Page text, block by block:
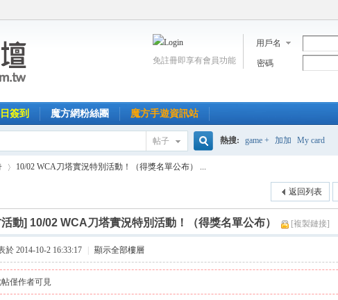
用戶名
密碼
免註冊即享有會員功能
簽到 魔方網粉絲團 魔方手遊資訊站
帖子
索
熱搜: game + 加加 My card
›
10/02 WCA刀塔實況特別活動！（得獎名單公布） ...
返回列表
動] 10/02 WCA刀塔實況特別活動！（得獎名單公布） [複製鏈接]
於 2014-10-2 16:33:17 顯示全部樓層
帖僅作者可見